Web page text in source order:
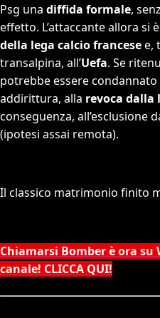
Psg una diffida formale,
effetto. L’attaccante allora si
della lega calcio francesee,
transalpina, all’Uefa. Se
potrebbe essere condannato
addirittura, alla revoca dalla
conseguenza, all’esclusione
(ipotesi assai remota).
Il classico matrimonio finito
Chiamarsi Bomber è ora
canale! CLICCA QUI!